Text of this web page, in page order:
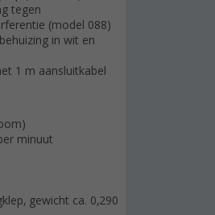
tegen
(model 088)
in wit en
1 m aansluitkabel
minuut
gewicht ca. 0,290